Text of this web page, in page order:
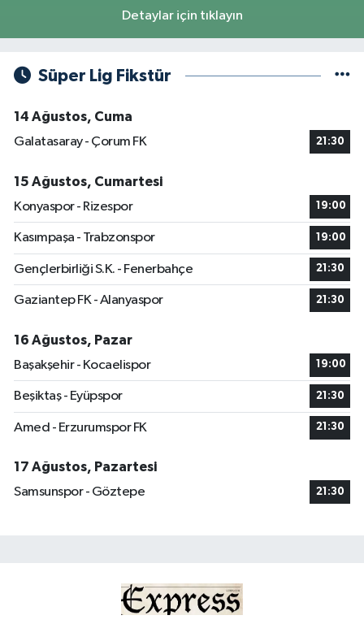
Detaylar için tıklayın
Süper Lig Fikstür
14 Ağustos, Cuma
Galatasaray - Çorum FK
21:30
15 Ağustos, Cumartesi
Konyaspor - Rizespor
19:00
Kasımpaşa - Trabzonspor 19:00
Gençlerbirliği S.K. - Fenerbahçe 21:30
Gaziantep FK - Alanyaspor 21:30
16 Ağustos, Pazar
Başakşehir - Kocaelispor
19:00
Beşiktaş - Eyüpspor 21:30
Amed - Erzurumspor FK 21:30
17 Ağustos, Pazartesi
Samsunspor - Göztepe
21:30